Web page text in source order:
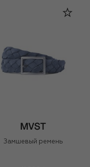
Замшевый ремень